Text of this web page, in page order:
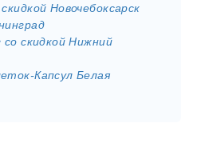
Новочебоксарск
скидкой Нижний
Капсул Белая